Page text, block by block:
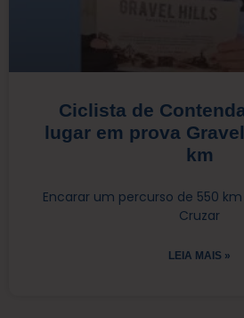
Ciclista de
lugar em prova
km
Encarar um percurso de 550
Cruzar
LEIA MAIS »